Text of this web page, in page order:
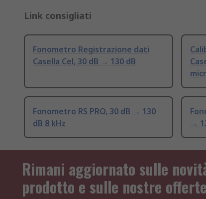
Link consigliati
Fonometro Registrazione dati
Casella Cel, 30 dB → 130 dB
Fonometro RS PRO, 30 dB → 130
dB 8 kHz
→
Rimani aggiornato sulle
prodotto e sulle nostre